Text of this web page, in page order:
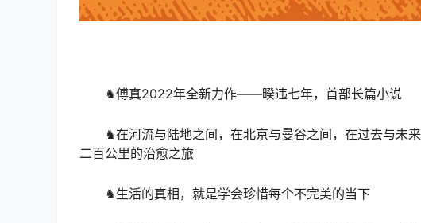
♞傅真2022年全新力作——暌违七年，首部长篇小说
♞在河流与陆地之间，在北京与曼谷之间，在过去与未
二百公里的治愈之旅
♞生活的真相，就是学会珍惜每个不完美的当下